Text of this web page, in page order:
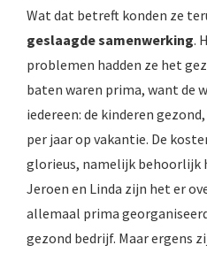
Wat dat betreft konden ze
geslaagde samenwerking.
problemen hadden ze het
baten waren prima, want de
iedereen: de kinderen
per jaar op vakantie. De
glorieus, namelijk behoorlijk
Jeroen en Linda zijn het er
allemaal prima
gezond bedrijf. Maar ergens